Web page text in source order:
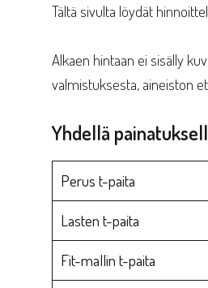
Tältä sivulta löydät
Alkaen hintaan ei sisälly
valmistuksesta, aineiston
Yhdellä
Perus t-paita
Lasten t-paita
Fit-mallin t-paita